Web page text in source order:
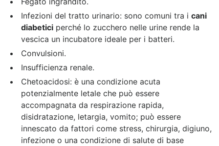
Infezioni del tratto urinario: sono comuni tra i cani
diabetici perché lo zucchero nelle urine rende la
vescica un incubatore ideale per i batteri.
Convulsioni.
Insufficienza renale.
Chetoacidosi: è una condizione acuta
potenzialmente letale che può essere
accompagnata da respirazione rapida,
disidratazione, letargia, vomito; può essere
innescato da fattori come stress, chirurgia, digiuno,
infezione o una condizione di salute di base